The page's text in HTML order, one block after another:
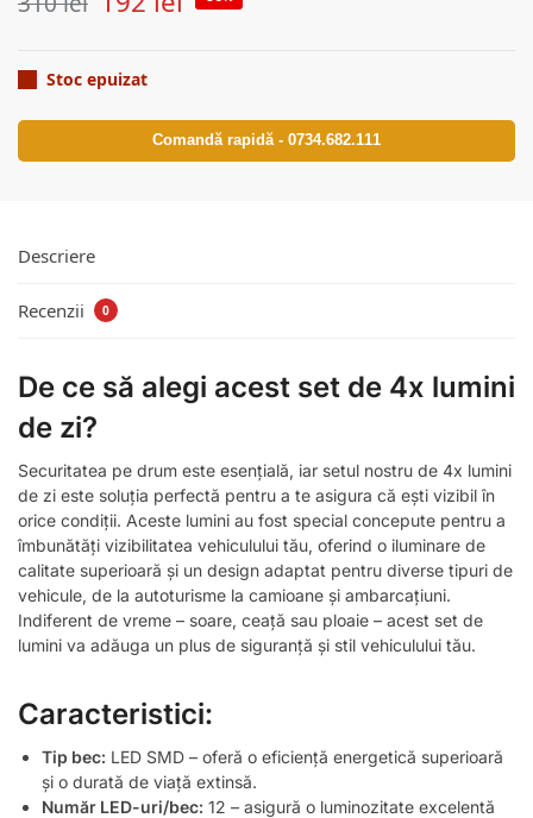
Stoc epuizat
Comandă rapidă - 0734.682.111
Descriere
Recenzii 0
De ce să alegi acest set de 4x lumini
de zi?
Securitatea pe drum este esențială, iar setul nostru de 4x lumini
de zi este soluția perfectă pentru a te asigura că ești vizibil în
orice condiții. Aceste lumini au fost special concepute pentru a
îmbunătăți vizibilitatea vehiculului tău, oferind o iluminare de
calitate superioară și un design adaptat pentru diverse tipuri de
vehicule, de la autoturisme la camioane și ambarcațiuni.
Indiferent de vreme – soare, ceață sau ploaie – acest set de
lumini va adăuga un plus de siguranță și stil vehiculului tău.
Caracteristici:
Tip bec: LED SMD – oferă o eficiență energetică superioară
și o durată de viață extinsă.
Număr LED-uri/bec: 12 – asigură o luminozitate excelentă